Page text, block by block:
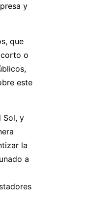
y
que
corto o
este
Sol, y
la
a